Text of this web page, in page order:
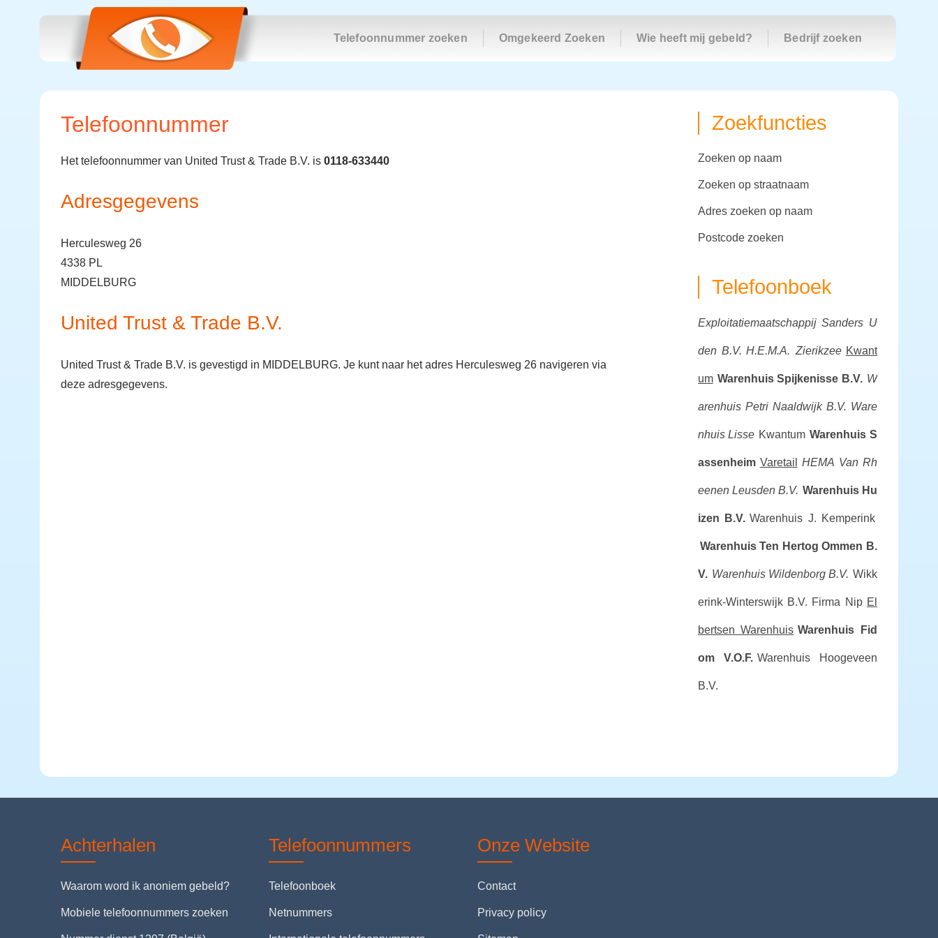
Telefoonnummer zoeken Omgekeerd Zoeken Wie heeft mij gebeld? Bedrijf zoeken
Telefoonnummer
Het telefoonnummer van United Trust & Trade B.V. is 0118-633440
Adresgegevens
Herculesweg 26
4338 PL
MIDDELBURG
United Trust & Trade B.V.
United Trust & Trade B.V. is gevestigd in MIDDELBURG. Je kunt naar het adres Herculesweg 26 navigeren via
deze adresgegevens.
Zoekfuncties
zoeken op naam
zoeken op straatnaam
adres zoeken op naam
postcode zoeken
Telefoonboek
Exploitatiemaatschappij Sanders U
den B.V. H.E.M.A. Zierikzee Kwant
um Warenhuis Spijkenisse B.V. W
arenhuis Petri Naaldwijk B.V. Ware
nhuis Lisse Kwantum Warenhuis S
assenheim Varetail HEMA Van Rh
eenen Leusden B.V. Warenhuis Hu
izen B.V. Warenhuis J. Kemperink
Warenhuis Ten Hertog Ommen B.
V. Warenhuis Wildenborg B.V. Wikk
erink-Winterswijk B.V. Firma Nip El
bertsen Warenhuis Warenhuis Fid
om V.O.F. Warenhuis Hoogeveen
B.V.
Achterhalen
Waarom word ik anoniem gebeld?
Mobiele telefoonnummers zoeken
Telefoonnummers
Telefoonboek
Netnummers
Onze Website
Contact
Privacy policy